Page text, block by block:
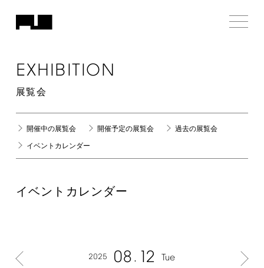
EXHIBITION
展覧会
開催中の展覧会 開催予定の展覧会 過去の展覧会
イベントカレンダー
イベントカレンダー
2025 08 12 Tue